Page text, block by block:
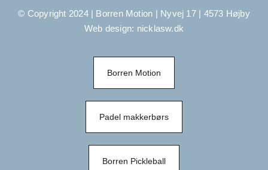
© Copyright 2024 | Borren Motion | Nyvej 17 | 4573 Højby
Web design: nicklasw.dk
Borren Motion
Padel makkerbørs
Borren Pickleball